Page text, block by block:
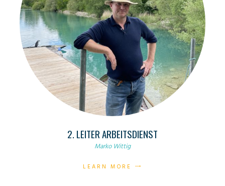
2. LEITER ARBEITSDIENST
Marko Wittig
LEARN MORE